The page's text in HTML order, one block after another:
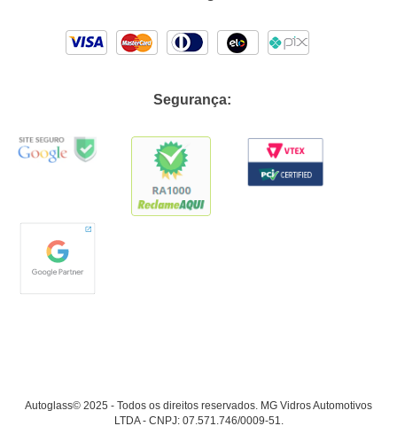
Segurança:
Autoglass© 2025 - Todos os direitos reservados. MG Vidros Automotivos
LTDA - CNPJ: 07.571.746/0009-51.